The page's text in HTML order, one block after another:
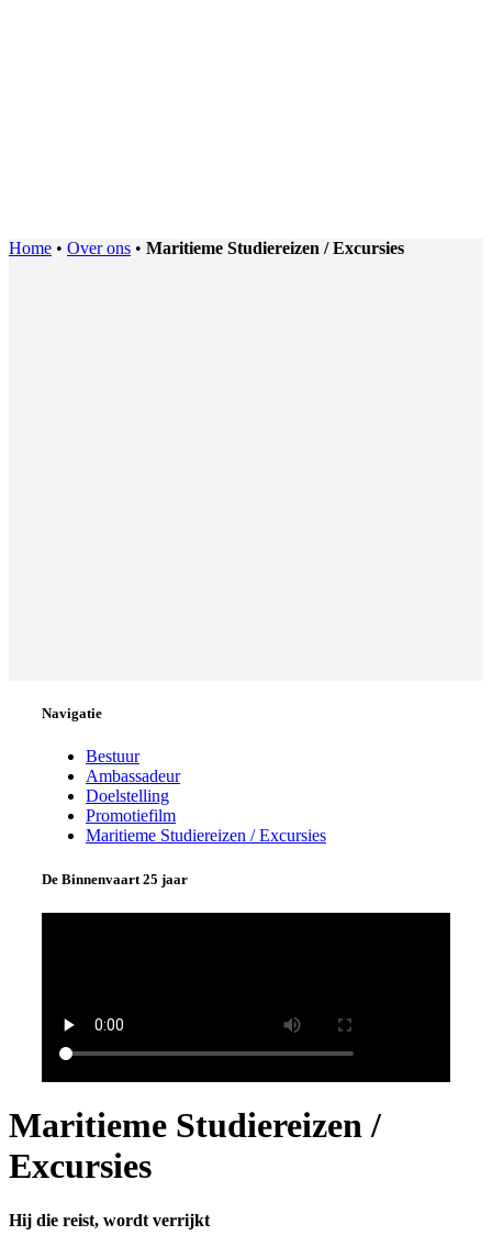
Home • Over ons • Maritieme Studiereizen / Excursies
Navigatie
Bestuur
Ambassadeur
Doelstelling
Promotiefilm
Maritieme Studiereizen / Excursies
De Binnenvaart 25 jaar
Maritieme Studiereizen /
Excursies
Hij die reist, wordt verrijkt